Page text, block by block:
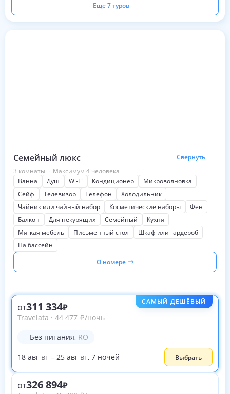
Ещё 7 туров
Семейный люкс
Свернуть
3 комнаты · Максимум 4 человека
Ванна
Душ Wi-Fi Кондиционер
Микроволновка
Сейф
Телевизор Телефон
Холодильник
Чайник или чайный набор
Косметические наборы
Фен
Балкон
Для некурящих Семейный
Кухня
Мягкая мебель
Письменный стол
Шкаф или гардероб
На бассейн
О номере
САМЫЙ ДЕШЁВЫЙ
от311 334
Travelata · 44 477 ₽/ночь
Без питания, RO
18 авг вт – 25 авг вт, 7 ночей Выбрать
от326 894